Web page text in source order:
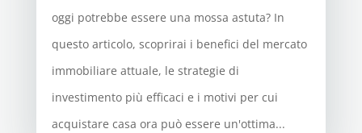
oggi potrebbe essere una mossa astuta? In
questo articolo, scoprirai i benefici del mercato
immobiliare attuale, le strategie di
investimento più efficaci e i motivi per cui
acquistare casa ora può essere un'ottima...